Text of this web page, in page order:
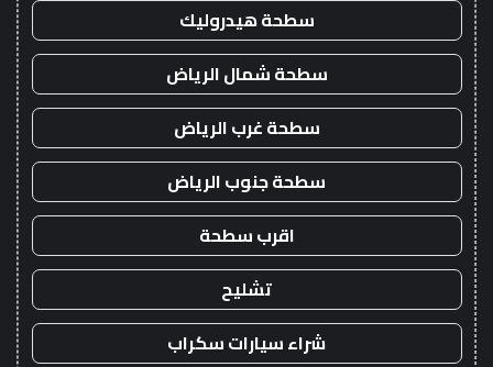
سطحة هيدروليك
سطحة شمال الرياض
سطحة غرب الرياض
سطحة جنوب الرياض
اقرب سطحة
تشليح
شراء سيارات سكراب